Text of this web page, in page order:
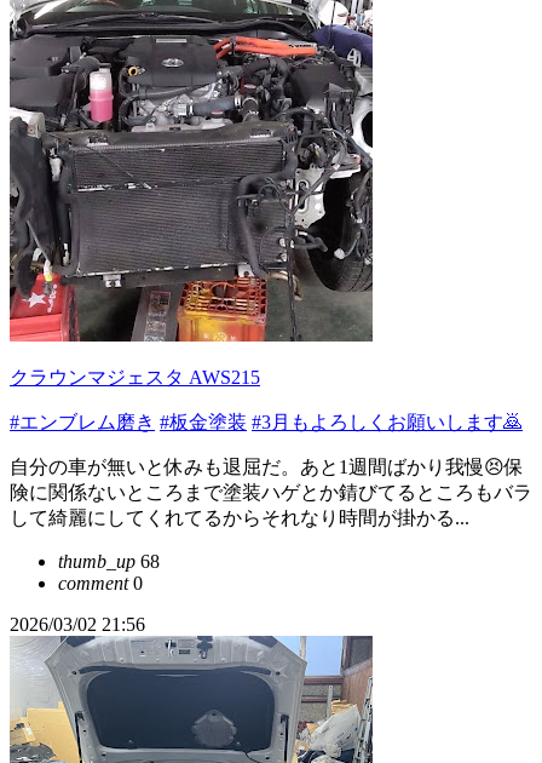
クラウンマジェスタ AWS215
#エンブレム磨き #板金塗装 #3月もよろしくお願いします🙇
自分の車が無いと休みも退屈だ。あと1週間ばかり我慢😣保
険に関係ないところまで塗装ハゲとか錆びてるところもバラ
して綺麗にしてくれてるからそれなり時間が掛かる...
thumb_up 68
comment0
2026/03/02 21:56